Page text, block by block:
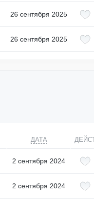
26 сентября 2025
26 сентября 2025
ДАТА
2 сентября 2024
2 сентября 2024